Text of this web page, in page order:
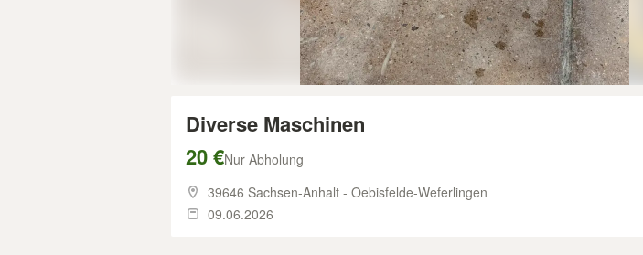
Diverse Maschinen
20 €Nur Abholung
39646 Sachsen-Anhalt - Oebisfelde-Weferlingen
09.06.2026